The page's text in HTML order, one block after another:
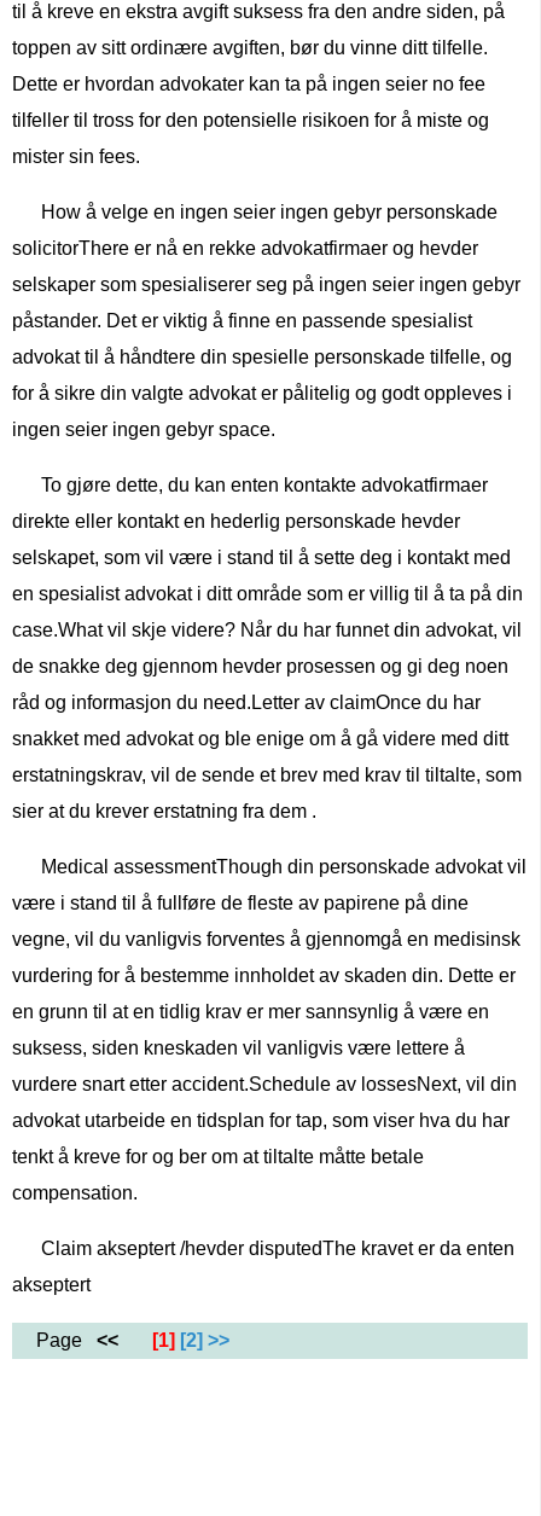
til å kreve en ekstra avgift suksess fra den andre siden, på
toppen av sitt ordinære avgiften, bør du vinne ditt tilfelle.
Dette er hvordan advokater kan ta på ingen seier no fee
tilfeller til tross for den potensielle risikoen for å miste og
mister sin fees.
How å velge en ingen seier ingen gebyr personskade
solicitorThere er nå en rekke advokatfirmaer og hevder
selskaper som spesialiserer seg på ingen seier ingen gebyr
påstander. Det er viktig å finne en passende spesialist
advokat til å håndtere din spesielle personskade tilfelle, og
for å sikre din valgte advokat er pålitelig og godt oppleves i
ingen seier ingen gebyr space.
To gjøre dette, du kan enten kontakte advokatfirmaer
direkte eller kontakt en hederlig personskade hevder
selskapet, som vil være i stand til å sette deg i kontakt med
en spesialist advokat i ditt område som er villig til å ta på din
case.What vil skje videre? Når du har funnet din advokat, vil
de snakke deg gjennom hevder prosessen og gi deg noen
råd og informasjon du need.Letter av claimOnce du har
snakket med advokat og ble enige om å gå videre med ditt
erstatningskrav, vil de sende et brev med krav til tiltalte, som
sier at du krever erstatning fra dem .
Medical assessmentThough din personskade advokat vil
være i stand til å fullføre de fleste av papirene på dine
vegne, vil du vanligvis forventes å gjennomgå en medisinsk
vurdering for å bestemme innholdet av skaden din. Dette er
en grunn til at en tidlig krav er mer sannsynlig å være en
suksess, siden kneskaden vil vanligvis være lettere å
vurdere snart etter accident.Schedule av lossesNext, vil din
advokat utarbeide en tidsplan for tap, som viser hva du har
tenkt å kreve for og ber om at tiltalte måtte betale
compensation.
Claim akseptert /hevder disputedThe kravet er da enten
akseptert
Page << [1] [2] >>